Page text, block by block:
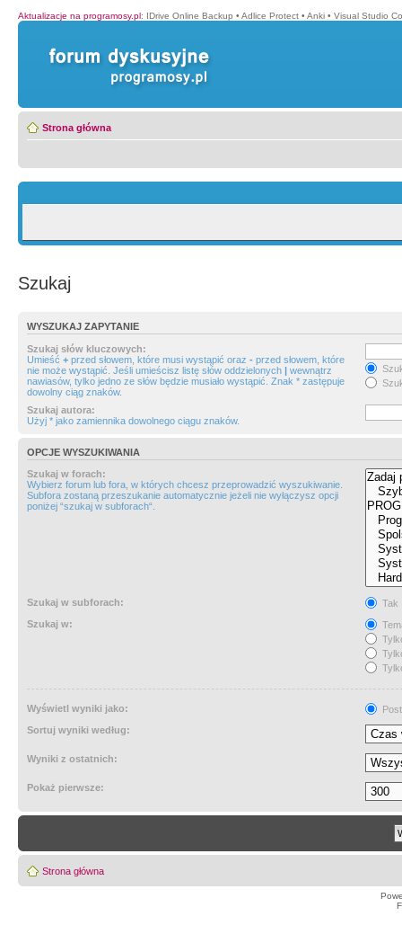
Aktualizacje na programosy.pl: IDrive Online Backup • Adlice Protect • Anki • Visual Studio
Strona główna
Szukaj
WYSZUKAJ ZAPYTANIE
Szukaj słów kluczowych:
Umieść + przed słowem, które musi wystąpić oraz - przed słowem, które
nie może wystąpić. Jeśli umieścisz listę słów oddzielonych | wewnątrz
nawiasów, tylko jedno ze słów będzie musiało wystąpić. Znak * zastępuje
dowolny ciąg znaków.
Szukaj autora:
Użyj * jako zamiennika dowolnego ciągu znaków.
OPCJE WYSZUKIWANIA
Szukaj w forach:
Wybierz forum lub fora, w których chcesz przeprowadzić wyszukiwanie.
Subfora zostaną przeszukanie automatycznie jeżeli nie wyłączysz opcji
poniżej “szukaj w subforach“.
Szukaj w subforach:
Tak
Szukaj w:
Wyświetl wyniki jako:
Sortuj wyniki według:
Wyniki z ostatnich:
Pokaż pierwsze:
Strona główna